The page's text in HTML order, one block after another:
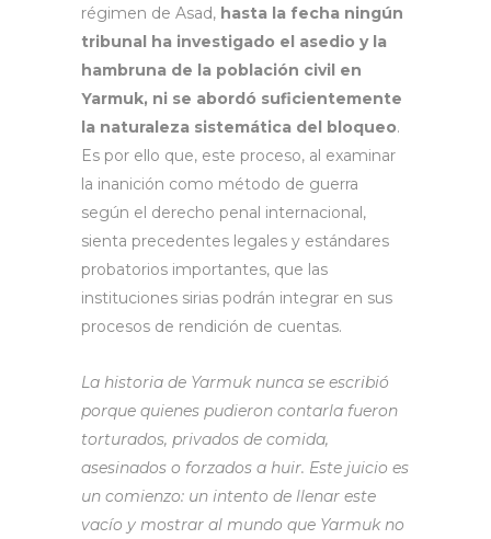
régimen de Asad, hasta la fecha ningún
tribunal ha investigado el asedio y la
hambruna de la población civil en
Yarmuk, ni se abordó suficientemente
la naturaleza sistemática del bloqueo.
Es por ello que, este proceso, al examinar
la inanición como método de guerra
según el derecho penal internacional,
sienta precedentes legales y estándares
probatorios importantes, que las
instituciones sirias podrán integrar en sus
procesos de rendición de cuentas.
La historia de Yarmuk nunca se escribió
porque quienes pudieron contarla fueron
torturados, privados de comida,
asesinados o forzados a huir. Este juicio es
un comienzo: un intento de llenar este
vacío y mostrar al mundo que Yarmuk no